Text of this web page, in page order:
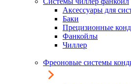
Аксессуары для
Баки
Прецизионные
Фанкойлы
Чиллер
Фреоновые системы